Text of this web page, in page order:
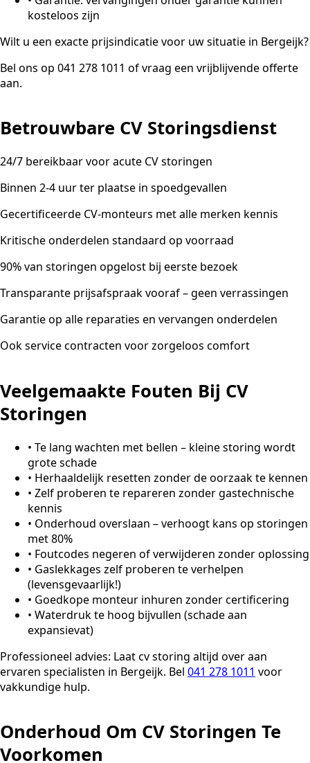
kosteloos zijn
Wilt u een exacte prijsindicatie voor uw situatie in Bergeijk?
Bel ons op 041 278 1011 of vraag een vrijblijvende offerte
aan.
Betrouwbare CV Storingsdienst
24/7 bereikbaar voor acute CV storingen
Binnen 2-4 uur ter plaatse in spoedgevallen
Gecertificeerde CV-monteurs met alle merken kennis
Kritische onderdelen standaard op voorraad
90% van storingen opgelost bij eerste bezoek
Transparante prijsafspraak vooraf – geen verrassingen
Garantie op alle reparaties en vervangen onderdelen
Ook service contracten voor zorgeloos comfort
Veelgemaakte Fouten Bij CV
Storingen
• Te lang wachten met bellen – kleine storing wordt
grote schade
• Herhaaldelijk resetten zonder de oorzaak te kennen
• Zelf proberen te repareren zonder gastechnische
kennis
• Onderhoud overslaan – verhoogt kans op storingen
met 80%
• Foutcodes negeren of verwijderen zonder oplossing
• Gaslekkages zelf proberen te verhelpen
(levensgevaarlijk!)
• Goedkope monteur inhuren zonder certificering
• Waterdruk te hoog bijvullen (schade aan
expansievat)
Professioneel advies: Laat cv storing altijd over aan
ervaren specialisten in Bergeijk. Bel 041 278 1011 voor
vakkundige hulp.
Onderhoud Om CV Storingen Te
Voorkomen